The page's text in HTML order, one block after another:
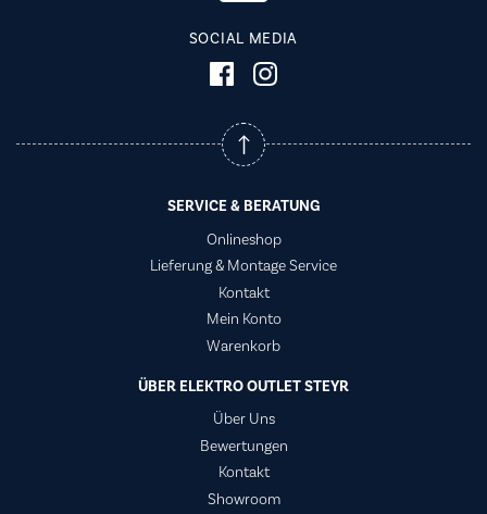
SOCIAL MEDIA
SERVICE & BERATUNG
Onlineshop
Lieferung & Montage Service
Kontakt
Mein Konto
Warenkorb
ÜBER ELEKTRO OUTLET STEYR
Über Uns
Bewertungen
Kontakt
Showroom